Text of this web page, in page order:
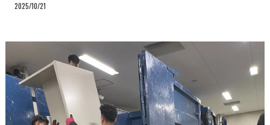
2025/10/21